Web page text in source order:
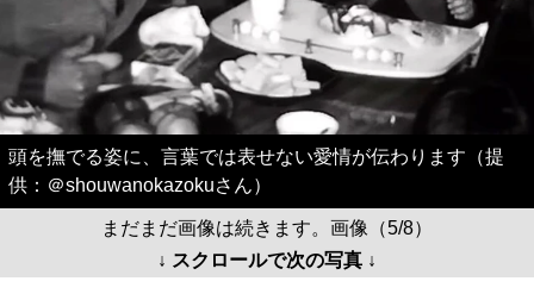
頭を撫でる姿に、言葉では表せない愛情が伝わります（提
供：＠shouwanokazokuさん）
まだまだ画像は続きます。画像（5/8）
↓ スクロールで次の写真 ↓